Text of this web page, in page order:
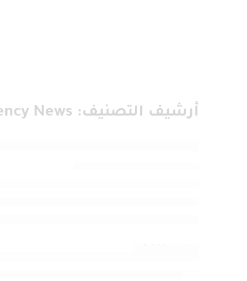
أرشيف التصنيف: News